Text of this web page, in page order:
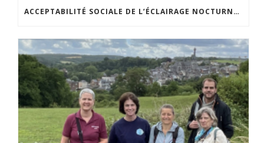
ACCEPTABILITÉ SOCIALE DE L’ÉCLAIRAGE NOCTURNE : LE REPLAY EST DISPONIBLE